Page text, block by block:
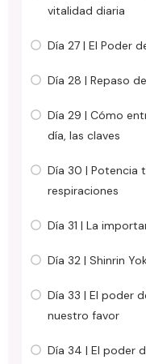
vitalidad diaria
Día 27 | El Poder
Día 28 | Repaso
Día 29 | Cómo
día, las claves
Día 30 | Potencia
respiraciones
Día 31 | La
Día 32 | Shinrin
Día 33 | El poder
nuestro favor
Día 34 | El poder